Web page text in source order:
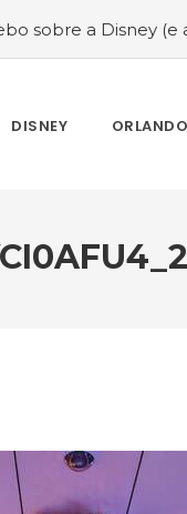
(e as respostas
DISNEY ORLANDO